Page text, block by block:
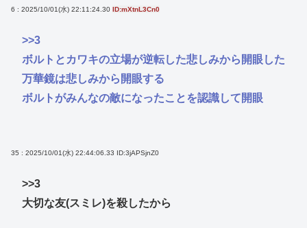
6 : 2025/10/01(水) 22:11:24.30 ID:mXtnL3Cn0
>>3
ボルトとカワキの立場が逆転した悲しみから開眼した
万華鏡は悲しみから開眼する
ボルトがみんなの敵になったことを認識して開眼
35 : 2025/10/01(水) 22:44:06.33 ID:3jAPSjnZ0
>>3
大切な友(スミレ)を殺したから